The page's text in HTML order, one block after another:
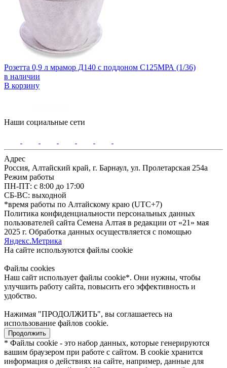
Розетта 0,9 л мрамор Д140 с поддоном С125МРА (1/36)
в наличии
В корзину
Наши социальные сети
Адрес
Россия, Алтайский край, г. Барнаул, ул. Пролетарская 254а
Режим работы
ПН-ПТ: с 8:00 до 17:00
СБ-ВС: выходной
*время работы по Алтайскому краю (UTC+7)
Политика конфиденциальности персональных данных
пользователей сайта Семена Алтая в редакции от «21» мая
2025 г. Обработка данных осуществляется с помощью
Яндекс.Метрика
На сайте используются файлы сookie
Файлы cookies
Наш сайт использует файлы cookie*. Они нужны, чтобы
улучшить работу сайта, повысить его эффективность и
удобство.
Нажимая "ПРОДОЛЖИТЬ", вы соглашаетесь на
использование файлов cookie.
Продолжить
* Файлы cookie - это набор данных, которые генерируются
вашим браузером при работе с сайтом. В cookie хранится
информация о действиях на сайте, например, данные для